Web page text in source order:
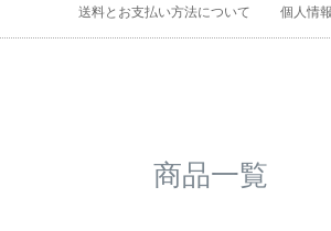
送料とお支払い方法について 個人情
商品一覧
商品番号/JANコ
優先度順